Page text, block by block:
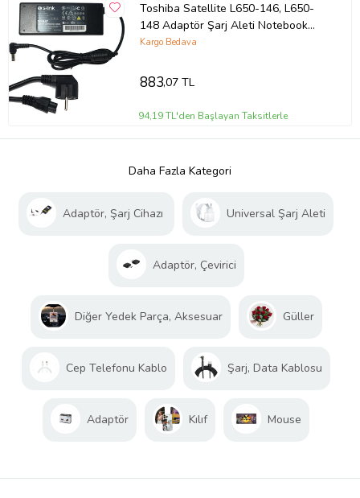
Toshiba Satellite L650-146, L650-
148 Adaptör Şarj Aleti Notebook
Şarjı (Siyah)
Kargo Bedava
883,07 TL
94,19 TL'den Başlayan Taksitlerle
Daha Fazla Kategori
Adaptör, Şarj Cihazı Universal Şarj Aleti
Adaptör, Çevirici
Diğer Yedek Parça, Aksesuar Güller
Cep Telefonu Kablo Şarj, Data Kablosu
Adaptör Kılıf Mouse